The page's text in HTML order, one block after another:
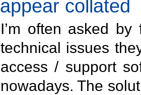
appear collated
I’m often asked
technical issues
access / support
nowadays. The